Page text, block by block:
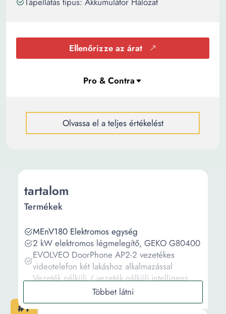
Ellenőrizze az árat
Olvassa el a teljes értékelést
#1
tartalom
Termékek
MEnV180 Elektromos egység
2 kW elektromos légmelegítő, GEKO G80400
EVOLVEO DoorPhone AP2-2 vezetékes
videotelefon két lakáshoz alkalmazással
Vezeték nélküli / vezeték nélküli intelligens
ajtócsengő adóval és vevővel, NUODWELL, 38
dallal és 4 fokozatban állítható hangerővel,